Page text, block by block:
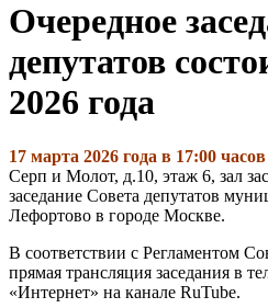
Очередное
депутатов
2026 года
17 марта 2026 года в 17:00 часов
Серп и Молот, д.10, этаж 6, зал
заседание Совета депутатов
Лефортово в городе Москве.
В соответствии с Регламентом
прямая трансляция заседания в
«Интернет» на канале RuTube.